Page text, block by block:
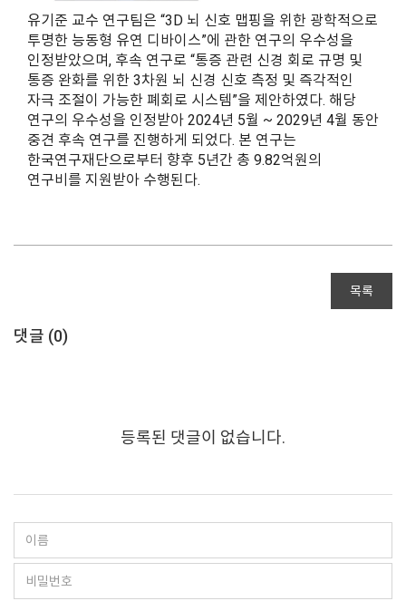
유기준 교수 연구팀은 “3D 뇌 신호 맵핑을 위한 광학적으로
투명한 능동형 유연 디바이스”에 관한 연구의 우수성을
인정받았으며, 후속 연구로 “통증 관련 신경 회로 규명 및
통증 완화를 위한 3차원 뇌 신경 신호 측정 및 즉각적인
자극 조절이 가능한 폐회로 시스템”을 제안하였다. 해당
연구의 우수성을 인정받아 2024년 5월 ~ 2029년 4월 동안
중견 후속 연구를 진행하게 되었다. 본 연구는
한국연구재단으로부터 향후 5년간 총 9.82억원의
연구비를 지원받아 수행된다.
목록
댓글 (0)
등록된 댓글이 없습니다.